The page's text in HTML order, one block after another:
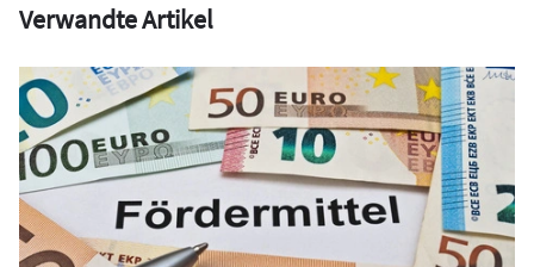
Verwandte Artikel